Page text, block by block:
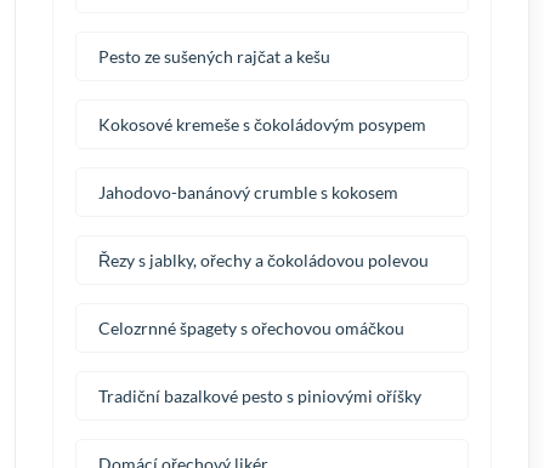
Pesto ze sušených rajčat a kešu
Kokosové kremeše s čokoládovým posypem
Jahodovo-banánový crumble s kokosem
Řezy s jablky, ořechy a čokoládovou polevou
Celozrnné špagety s ořechovou omáčkou
Tradiční bazalkové pesto s piniovými oříšky
Domácí ořechový likér